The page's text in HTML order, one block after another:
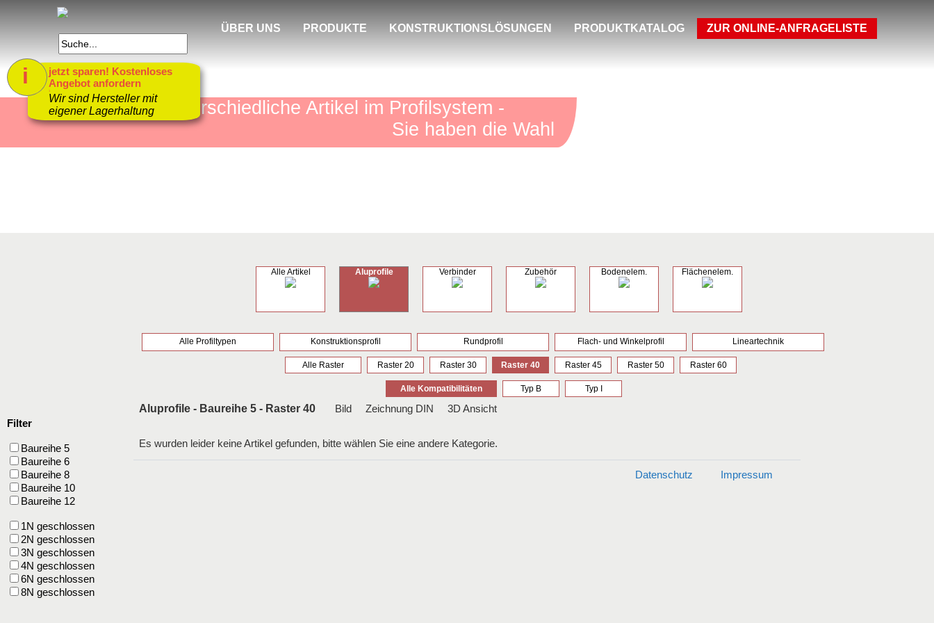
mehr als 4000 unterschiedliche Artikel im Profilsystem -
Sie haben die Wahl
ÜBER UNS PRODUKTE KONSTRUKTIONSLÖSUNGEN PRODUKTKATALOG ZUR ONLINE-ANFRAGELISTE
Alle Artikel Aluprofile Verbinder Zubehör Bodenelem. Flächenelem.
Alle Profiltypen Konstruktionsprofil Rundprofil Flach- und Winkelprofil Lineartechnik
Alle Raster Raster 20 Raster 30 Raster 40 Raster 45 Raster 50 Raster 60
Alle Kompatibilitäten Typ B Typ I
Aluprofile - Baureihe 5 - Raster 40 Bild Zeichnung DIN 3D Ansicht
Es wurden leider keine Artikel gefunden, bitte wählen Sie eine andere Kategorie.
Filter
Baureihe 5
Baureihe 6
Baureihe 8
Baureihe 10
Baureihe 12
1N geschlossen
2N geschlossen
3N geschlossen
4N geschlossen
6N geschlossen
8N geschlossen
jetzt sparen! Kostenloses
Angebot anfordern
1
Wir sind Hersteller mit
eigener Lagerhaltung
i
Datenschutz Impressum